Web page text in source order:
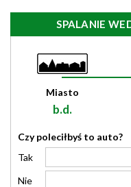
SPALANIE
Miasto
b.d.
Czy poleciłbyś to auto?
Tak
Nie